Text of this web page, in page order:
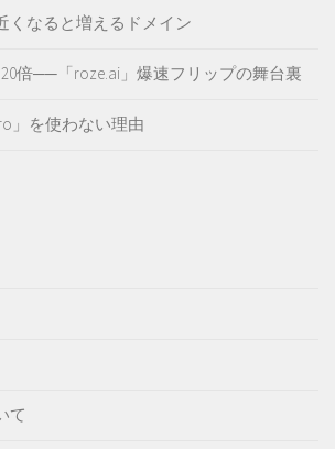
くなると増えるドメイン
倍──「roze.ai」爆速フリップの舞台裏
」を使わない理由
て